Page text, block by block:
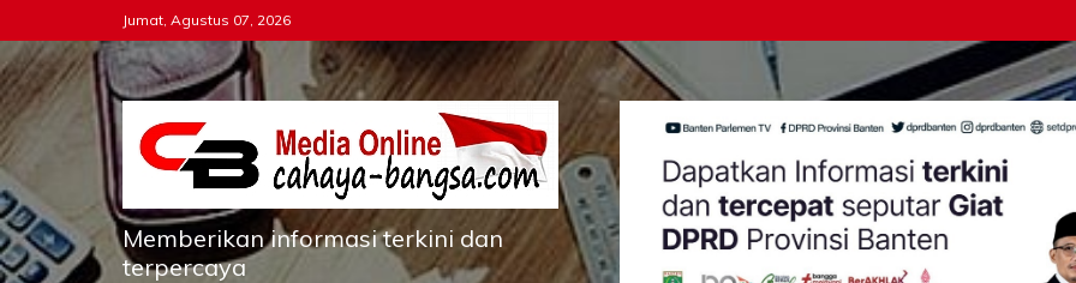
to
content
Jumat, Agustus 07, 2026
Memberikan informasi terkini dan
terpercaya